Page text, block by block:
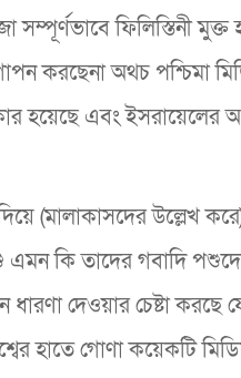
সম্পূর্ণভাবে ফিলিস্তিনী
করছেনা অথচ পশ্চিমা
হয়েছে এবং ইসরায়েলের
(মালাকাসদের উল্লেখ
কি তাদের গবাদি
দেওয়ার চেষ্টা করছে
হাতে গোণা কয়েকটি